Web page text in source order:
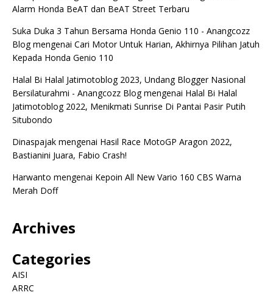
Alarm Honda BeAT dan BeAT Street Terbaru
Suka Duka 3 Tahun Bersama Honda Genio 110 - Anangcozz
Blogmengenai Cari Motor Untuk Harian, Akhirnya Pilihan Jatuh
Kepada Honda Genio 110
Halal Bi Halal Jatimotoblog 2023, Undang Blogger Nasional
Bersilaturahmi - Anangcozz Blogmengenai Halal Bi Halal
Jatimotoblog 2022, Menikmati Sunrise Di Pantai Pasir Putih
Situbondo
Dinaspajak mengenai Hasil Race MotoGP Aragon 2022,
Bastianini Juara, Fabio Crash!
Harwanto mengenai Kepoin All New Vario 160 CBS Warna
Merah Doff
Archives
Categories
AISI
ARRC